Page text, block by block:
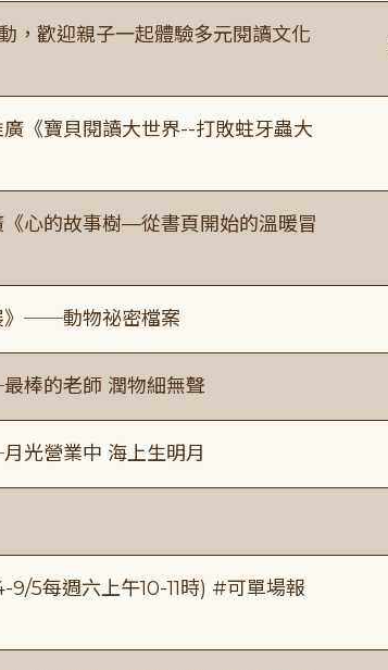
，歡迎親子一起體驗多元閱讀文化
廣《寶貝閱讀大世界--打敗蛀牙蟲大
《心的故事樹—從書頁開始的溫暖冒
》──動物祕密檔案
棒的老師 潤物細無聲
光營業中 海上生明月
9/5每週六上午10-11時) #可單場報